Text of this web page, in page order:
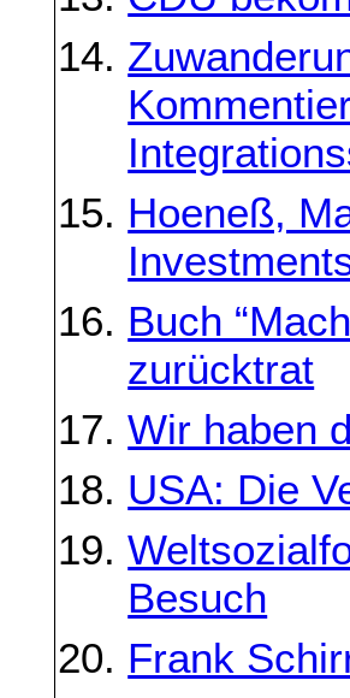
Hoeneß,
Buch
zurücktrat
Wir haben
USA: Die
Besuch
Frank